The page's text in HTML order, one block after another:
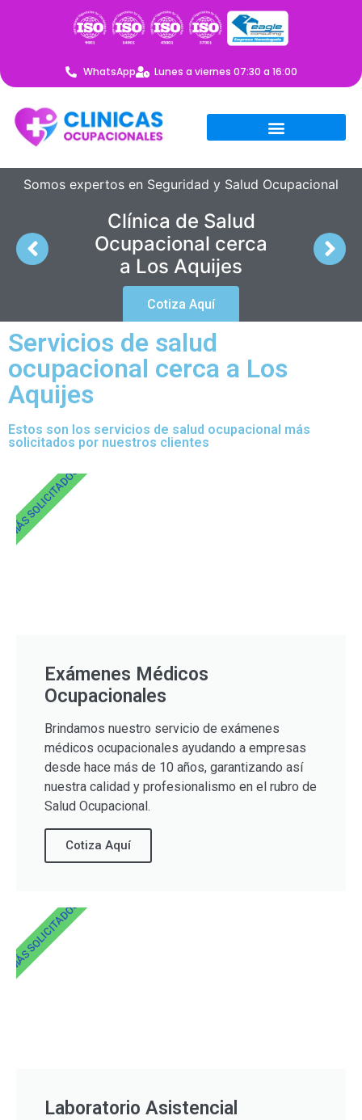
WhatsApp Lunes a viernes 07:30 a 16:00
Somos expertos en Seguridad y Salud Ocupacional
Clínica de Salud
Ocupacional cerca
a Los Aquijes
Cotiza Aquí
Servicios de salud
ocupacional cerca a Los
Aquijes
Estos son los servicios de salud ocupacional más
solicitados por nuestros clientes
Exámenes Médicos
Ocupacionales
Brindamos nuestro servicio de exámenes
médicos ocupacionales ayudando a empresas
desde hace más de 10 años, garantizando así
nuestra calidad y profesionalismo en el rubro de
Salud Ocupacional.
Cotiza Aquí
MÁS SOLICITADOS
Laboratorio Asistencial
MÁS SOLICITADOS